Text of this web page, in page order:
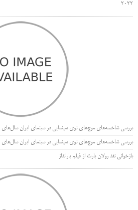
۲۰۲۲
بررسی شاخصه‌های موج‌های نوی سینمایی در سینمای ایران سال‌های 1357-1343، قسمت دوم
بررسی شاخصه‌های موج‌های نوی سینمایی در سینمای ایران سال‌های 1357-1343
بازخوانی نقد رولان بارت از فیلم بارانداز